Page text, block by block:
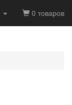
0 товаров